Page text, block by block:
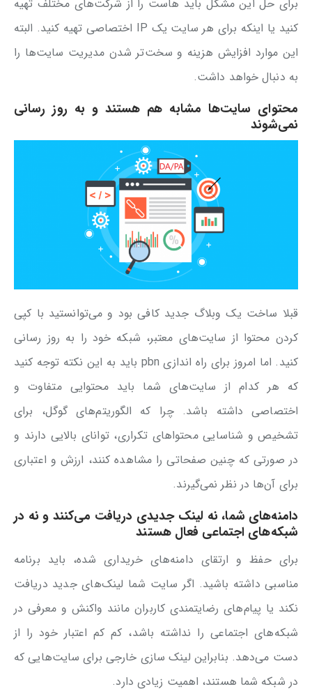
برای حل این مشکل باید هاست را از شرکت‌های مختلف تهیه
کنید یا اینکه برای هر سایت یک IP اختصاصی تهیه کنید. البته
این موارد افزایش هزینه و سخت‌تر شدن مدیریت سایت‌ها را
به دنبال خواهد داشت.
محتوای سایت‌ها مشابه هم هستند و به روز رسانی
نمی‌شوند
قبلا ساخت یک وبلاگ جدید کافی بود و می‌توانستید با کپی
کردن محتوا از سایت‌های معتبر، شبکه خود را به روز رسانی
کنید. اما امروز برای راه اندازی pbn باید به این نکته توجه کنید
که هر کدام از سایت‌های شما باید محتوایی متفاوت و
اختصاصی داشته باشد. چرا که الگوریتم‌های گوگل، برای
تشخیص و شناسایی محتواهای تکراری، توانای بالایی دارند و
در صورتی که چنین صفحاتی را مشاهده کنند، ارزش و اعتباری
برای آن‌ها در نظر نمی‌گیرند.
دامنه‌های شما، نه لینک جدیدی دریافت می‌کنند و نه در
شبکه‌های اجتماعی فعال هستند
برای حفظ و ارتقای دامنه‌های خریداری شده، باید برنامه
مناسبی داشته باشید. اگر سایت شما لینک‌های جدید دریافت
نکند یا پیام‌های رضایتمندی کاربران مانند واکنش و معرفی در
شبکه‌های اجتماعی را نداشته باشد، کم کم اعتبار خود را از
دست می‌دهد. بنابراین لینک سازی خارجی برای سایت‌هایی که
در شبکه شما هستند، اهمیت زیادی دارد.